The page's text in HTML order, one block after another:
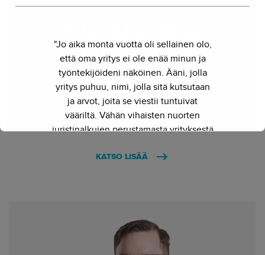
yhdellä aukeamalla
4.3.2024 - Hanne Hirvonen
KATSO LISÄÄ
"Jo aika monta vuotta oli sellainen olo,
että oma yritys ei ole enää minun ja
työntekijöideni näköinen. Ääni, jolla
yritys puhuu, nimi, jolla sitä kutsutaan
ja arvot, joita se viestii tuntuivat
vääriltä. Vähän vihaisten nuorten
juristinalkujen perustamasta yrityksestä
näkemyksellinen asiantuntijayritys.
- Herkko Hietanen